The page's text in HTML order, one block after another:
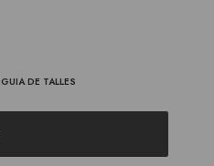
GUIA DE TALLES